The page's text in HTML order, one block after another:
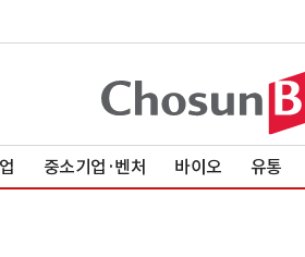
중소기업·벤처 바이오 유통